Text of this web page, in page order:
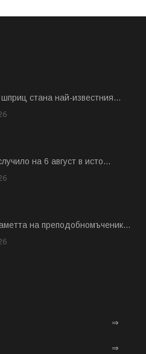
стана най-известния...
на 6 август в исто...
на преподобномъченик...
⇒
⇒